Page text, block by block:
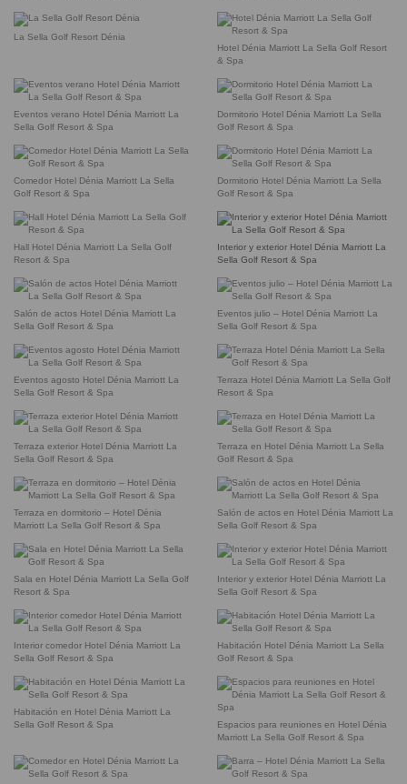
La Sella Golf Resort Dénia
Hotel Dénia Marriott La Sella Golf Resort
& Spa
Eventos verano Hotel Dénia Marriott La
Sella Golf Resort & Spa
Dormitorio Hotel Dénia Marriott La Sella
Golf Resort & Spa
Comedor Hotel Dénia Marriott La Sella
Golf Resort & Spa
Dormitorio Hotel Dénia Marriott La Sella
Golf Resort & Spa
Hall Hotel Dénia Marriott La Sella Golf
Resort & Spa
Interior y exterior Hotel Dénia Marriott La
Sella Golf Resort & Spa
Salón de actos Hotel Dénia Marriott La
Sella Golf Resort & Spa
Eventos julio – Hotel Dénia Marriott La
Sella Golf Resort & Spa
Eventos agosto Hotel Dénia Marriott La
Sella Golf Resort & Spa
Terraza Hotel Dénia Marriott La Sella Golf
Resort & Spa
Terraza exterior Hotel Dénia Marriott La
Sella Golf Resort & Spa
Terraza en Hotel Dénia Marriott La Sella
Golf Resort & Spa
Terraza en dormitorio – Hotel Dénia
Marriott La Sella Golf Resort & Spa
Salón de actos en Hotel Dénia Marriott La
Sella Golf Resort & Spa
Sala en Hotel Dénia Marriott La Sella Golf
Resort & Spa
Interior y exterior Hotel Dénia Marriott La
Sella Golf Resort & Spa
Interior comedor Hotel Dénia Marriott La
Sella Golf Resort & Spa
Habitación Hotel Dénia Marriott La Sella
Golf Resort & Spa
Habitación en Hotel Dénia Marriott La
Sella Golf Resort & Spa
Espacios para reuniones en Hotel Dénia
Marriott La Sella Golf Resort & Spa